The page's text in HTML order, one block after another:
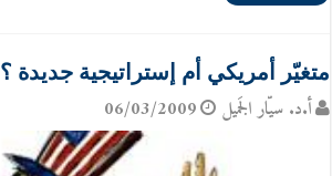
متغيّر أمريكي أم إستراتيجية جديدة ؟
أ.د. سيّار الجَميل 06/03/2009